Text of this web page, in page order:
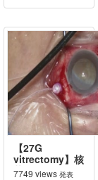
【27G
vitrectomy】核
落下フラグマト
7749 views 発表